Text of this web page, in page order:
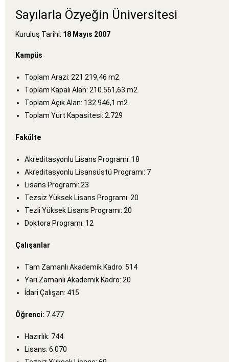
Sayılarla Özyeğin Üniversitesi
Kuruluş Tarihi: 18 Mayıs 2007
Kampüs
Toplam Arazi: 221.219,46 m2
Toplam Kapalı Alan: 210.561,63 m2
Toplam Açık Alan: 132.946,1 m2
Toplam Yurt Kapasitesi: 2.729
Fakülte
Akreditasyonlu Lisans Programı: 18
Akreditasyonlu Lisansüstü Programı: 7
Lisans Programı: 23
Tezsiz Yüksek Lisans Programı: 20
Tezli Yüksek Lisans Programı: 20
Doktora Programı: 12
Çalışanlar
Tam Zamanlı Akademik Kadro: 514
Yarı Zamanlı Akademik Kadro: 20
İdari Çalışan: 415
Öğrenci: 7.477
Hazırlık: 744
Lisans: 6.070